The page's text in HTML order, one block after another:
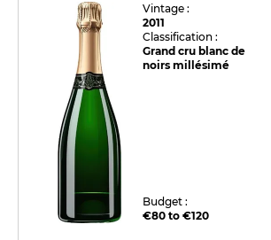
Vintage :
2011
Classification :
Grand cru blanc de
noirs millésimé
Budget :
€80 to €120